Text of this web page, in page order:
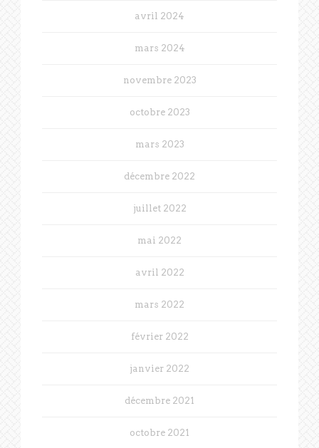
avril 2024
mars 2024
novembre 2023
octobre 2023
mars 2023
décembre 2022
juillet 2022
mai 2022
avril 2022
mars 2022
février 2022
janvier 2022
décembre 2021
octobre 2021